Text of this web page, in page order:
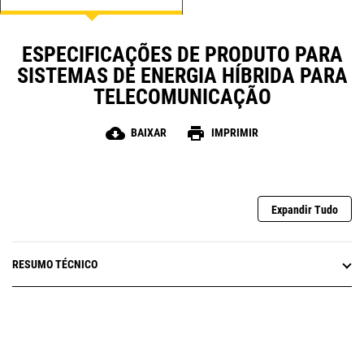
ESPECIFICAÇÕES DE PRODUTO PARA
SISTEMAS DE ENERGIA HÍBRIDA PARA
TELECOMUNICAÇÃO
cloud_download BAIXAR print IMPRIMIR
Expandir Tudo
RESUMO TÉCNICO